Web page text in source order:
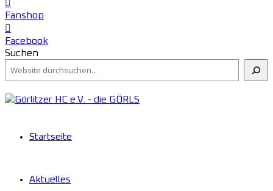
Fanshop
Facebook
Suchen
Startseite
Aktuelles